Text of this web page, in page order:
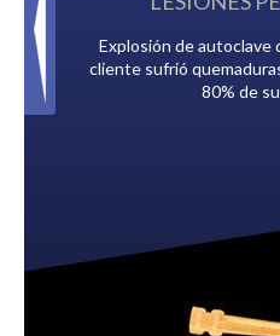
de autoclave que como resultado el
quemaduras de tercer grado por el
80% de su cuerpo.